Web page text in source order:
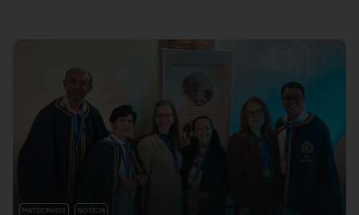
MATOZINHOS NOTÍCIA